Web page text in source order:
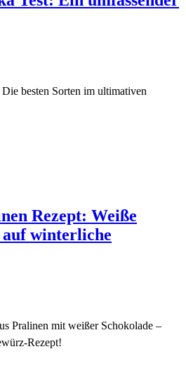
besten Sorten im ultimativen
Rezept: Weiße
winterliche
Pralinen mit weißer Schokolade –
Rezept!